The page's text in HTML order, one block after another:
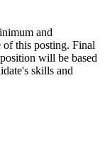
and
of this posting. Final
will be based
skills and